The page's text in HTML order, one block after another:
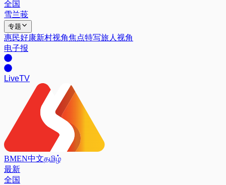
全国
雪兰莪
专题
惠民好康新村视角焦点特写旅人视角
电子报
LiveTV
BMEN中文தமிழ்
最新
全国